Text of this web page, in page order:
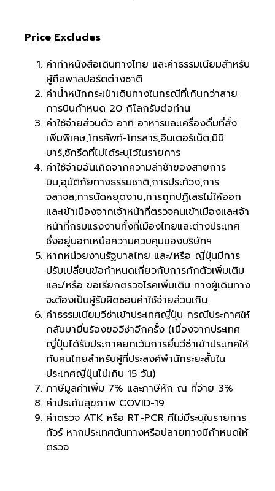
Price Excludes
ค่าทำหนังสือเดินทางไทย และค่าธรรมเนียมสำหรับ
ผู้ถือพาสปอร์ตต่างชาติ
ค่าน้ำหนักกระเป๋าเดินทางในกรณีที่เกินกว่าสาย
การบินกำหนด 20 กิโลกรัมต่อท่าน
ค่าใช้จ่ายส่วนตัว อาทิ อาหารและเครื่องดื่มที่สั่ง
เพิ่มพิเศษ,โทรศัพท์-โทรสาร,อินเตอร์เน็ต,มินิ
บาร์,ซักรีดที่ไม่ได้ระบุไว้ในรายการ
ค่าใช้จ่ายอันเกิดจากความล่าช้าของสายการ
บิน,อุบัติภัยทางธรรมชาติ,การประท้วง,การ
จลาจล,การนัดหยุดงาน,การถูกปฏิเสธไม่ให้ออก
และเข้าเมืองจากเจ้าหน้าที่ตรวจคนเข้าเมืองและเจ้า
หน้าที่กรมแรงงานทั้งที่เมืองไทยและต่างประเทศ
ซึ่งอยู่นอกเหนือความควบคุมของบริษัทฯ
หากหน่วยงานรัฐบาลไทย และ/หรือ ญี่ปุ่นมีการ
ปรับเปลี่ยนข้อกำหนดเกี่ยวกับการกักตัวเพิ่มเติม
และ/หรือ ขอเรียกตรวจโรคเพิ่มเติม ทางผู้เดินทาง
จะต้องเป็นผู้รับผิดชอบค่าใช้จ่ายส่วนเกิน
ค่าธรรมเนียมวีซ่าเข้าประเทศญี่ปุ่น กรณีประกาศให้
กลับมายื่นร้องขอวีซ่าอีกครั้ง (เนื่องจากประเทศ
ญี่ปุ่นได้รับประกาศยกเว้นการยื่นวีซ่าเข้าประเทศให้
กับคนไทยสำหรับผู้ที่ประสงค์พำนักระยะสั้นใน
ประเทศญี่ปุ่นไม่เกิน 15 วัน)
ภาษีมูลค่าเพิ่ม 7% และภาษีหัก ณ ที่จ่าย 3%
ค่าประกันสุขภาพ COVID-19
ค่าตรวจ ATK หรือ RT-PCR ทีไม่มีระบุในรายการ
ทัวร์ หากประเทศต้นทางหรือปลายทางมีกำหนดให้
ตรวจ